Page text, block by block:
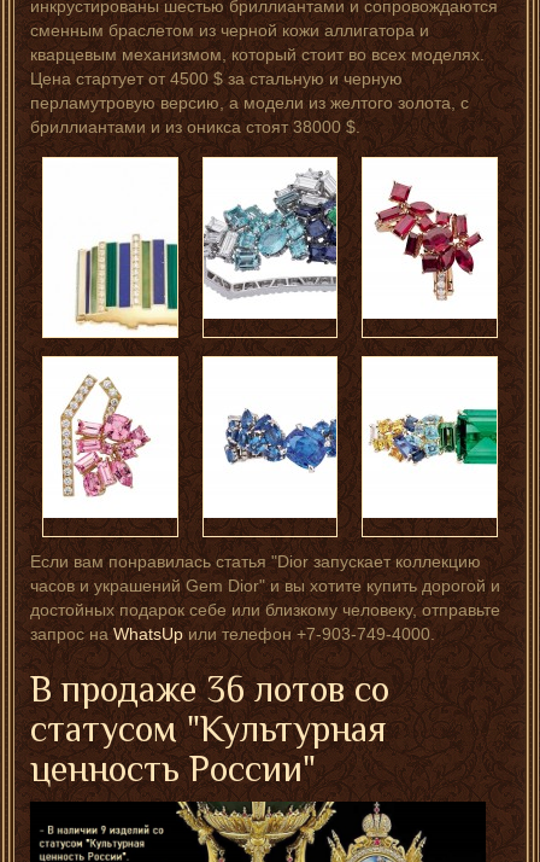
инкрустированы шестью бриллиантами и сопровождаются
сменным браслетом из черной кожи аллигатора и
кварцевым механизмом, который стоит во всех моделях.
Цена стартует от 4500 $ за стальную и черную
перламутровую версию, а модели из желтого золота, с
бриллиантами и из оникса стоят 38000 $.
Если вам понравилась статья "Dior запускает коллекцию
часов и украшений Gem Dior" и вы хотите купить дорогой и
достойных подарок себе или близкому человеку, отправьте
запрос наWhatsUpили телефон +7-903-749-4000.
В продаже 36 лотов со
статусом "Культурная
ценность России"